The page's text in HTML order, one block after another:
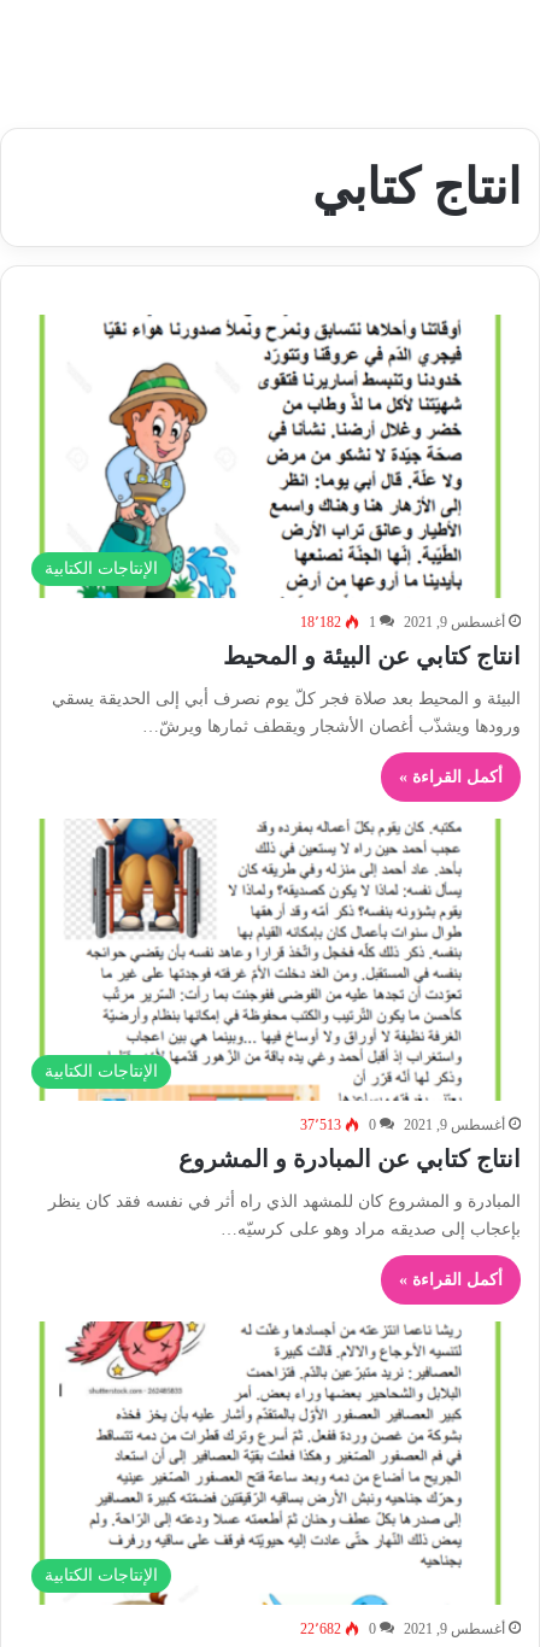
انتاج كتابي
الإنتاجات الكتابية
أغسطس 9, 2021 1 18٬182
انتاج كتابي عن البيئة و المحيط
البيئة و المحيط بعد صلاة فجر كلّ يوم نصرف أبي إلى الحديقة يسقي
ورودها ويشذّب أغصان الأشجار ويقطف ثمارها ويرشّ…
أكمل القراءة »
الإنتاجات الكتابية
أغسطس 9, 2021 0 37٬513
انتاج كتابي عن المبادرة و المشروع
المبادرة و المشروع كان للمشهد الذي راه أثر في نفسه فقد كان ينظر
بإعجاب إلى صديقه مراد وهو على كرسيّه…
أكمل القراءة »
الإنتاجات الكتابية
أغسطس 9, 2021 0 22٬682